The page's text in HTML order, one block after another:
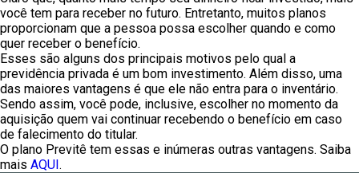
você tem para receber no futuro. Entretanto, muitos planos
proporcionam que a pessoa possa escolher quando e como
quer receber o benefício.
Esses são alguns dos principais motivos pelo qual a
previdência privada é um bom investimento. Além disso, uma
das maiores vantagens é que ele não entra para o inventário.
Sendo assim, você pode, inclusive, escolher no momento da
aquisição quem vai continuar recebendo o benefício em caso
de falecimento do titular.
O plano Previtê tem essas e inúmeras outras vantagens. Saiba
mais AQUI.